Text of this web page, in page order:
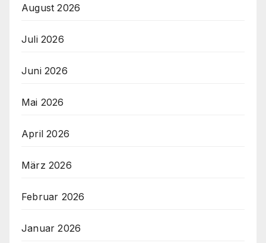
August 2026
Juli 2026
Juni 2026
Mai 2026
April 2026
März 2026
Februar 2026
Januar 2026